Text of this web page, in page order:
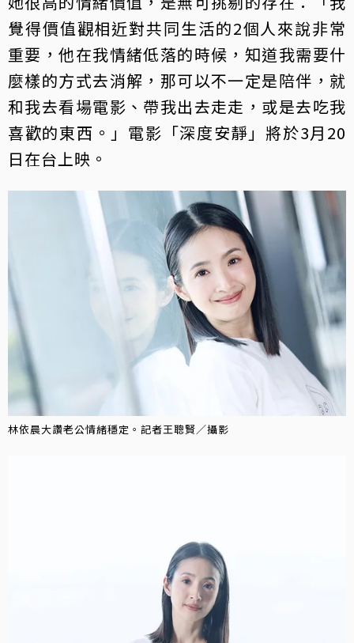
覺得價值觀相近對共同生活的2個人來說非常
重要，他在我情緒低落的時候，知道我需要什
麼樣的方式去消解，那可以不一定是陪伴，就
和我去看場電影、帶我出去走走，或是去吃我
喜歡的東西。」電影「深度安靜」將於3月20
日在台上映。
林依晨大讚老公情緒穩定。記者王聰賢／攝影